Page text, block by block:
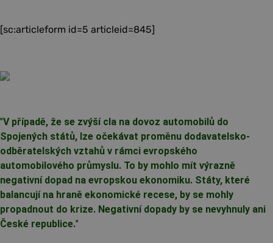
[sc:articleform id=5 articleid=845]
"V případě, že se zvýší cla na dovoz automobilů do
Spojených států, lze očekávat proměnu dodavatelsko-
odběratelských vztahů v rámci evropského
automobilového průmyslu. To by mohlo mít výrazně
negativní dopad na evropskou ekonomiku. Státy, které
balancují na hraně ekonomické recese, by se mohly
propadnout do krize. Negativní dopady by se nevyhnuly ani
České republice."